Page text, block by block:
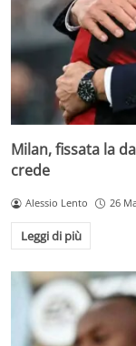
Milan, fissata la
crede
Alessio Lento 26
Leggi di più